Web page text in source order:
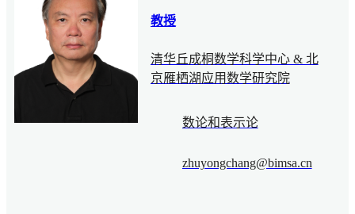
教授
清华丘成桐数学科学中心 & 北
京雁栖湖应用数学研究院
数论和表示论
zhuyongchang@bimsa.cn